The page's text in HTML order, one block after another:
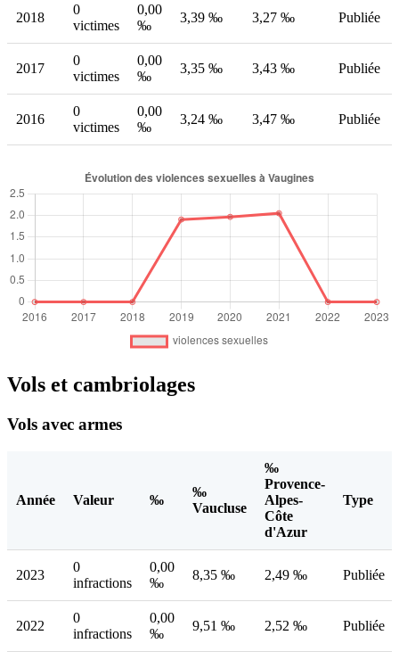
2018
0
victimes
0,00
‰
3,39 ‰ 3,27 ‰ Publiée
2017
0
victimes
0,00
‰
3,35 ‰ 3,43 ‰ Publiée
2016
0
victimes
0,00
‰
3,24 ‰ 3,47 ‰ Publiée
Vols et cambriolages
Vols avec armes
Année Valeur ‰
‰
Vaucluse
‰
Provence-
Alpes-
Côte
d'Azur
Type
2023
0
infractions
0,00
‰
8,35 ‰ 2,49 ‰ Publiée
2022
0
infractions
0,00
‰
9,51 ‰ 2,52 ‰ Publiée